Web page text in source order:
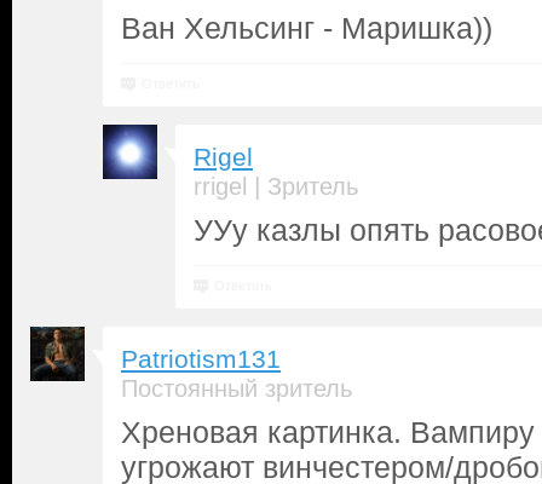
Ван Хельсинг - Маришка))
Rigel
rrigel | Зритель
УУу казлы опять
Patriotism131
Постоянный зритель
Хреновая картинка. Вампиру
угрожают винчестером/